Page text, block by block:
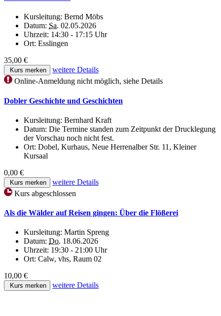
Kursleitung: Bernd Möbs
Datum: Sa. 02.05.2026
Uhrzeit: 14:30 - 17:15 Uhr
Ort: Esslingen
35,00 €
Kurs merken
weitere Details
Online-Anmeldung nicht möglich, siehe Details
Dobler Geschichte und Geschichten
Kursleitung: Bernhard Kraft
Datum: Die Termine standen zum Zeitpunkt der Drucklegung
der Vorschau noch nicht fest.
Ort: Dobel, Kurhaus, Neue Herrenalber Str. 11, Kleiner
Kursaal
0,00 €
Kurs merken
weitere Details
Kurs abgeschlossen
Als die Wälder auf Reisen gingen: Über die Flößerei
Kursleitung: Martin Spreng
Datum: Do. 18.06.2026
Uhrzeit: 19:30 - 21:00 Uhr
Ort: Calw, vhs, Raum 02
10,00 €
Kurs merken weitere Details